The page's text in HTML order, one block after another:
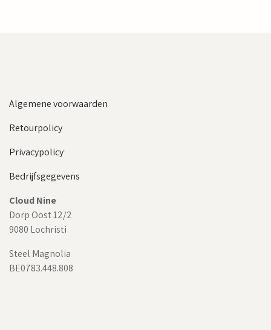
Algemene voorwaarden
Retourpolicy
Privacypolicy
Bedrijfsgegevens
Cloud Nine
Dorp Oost 12/2
9080 Lochristi
Steel Magnolia
BE0783.448.808